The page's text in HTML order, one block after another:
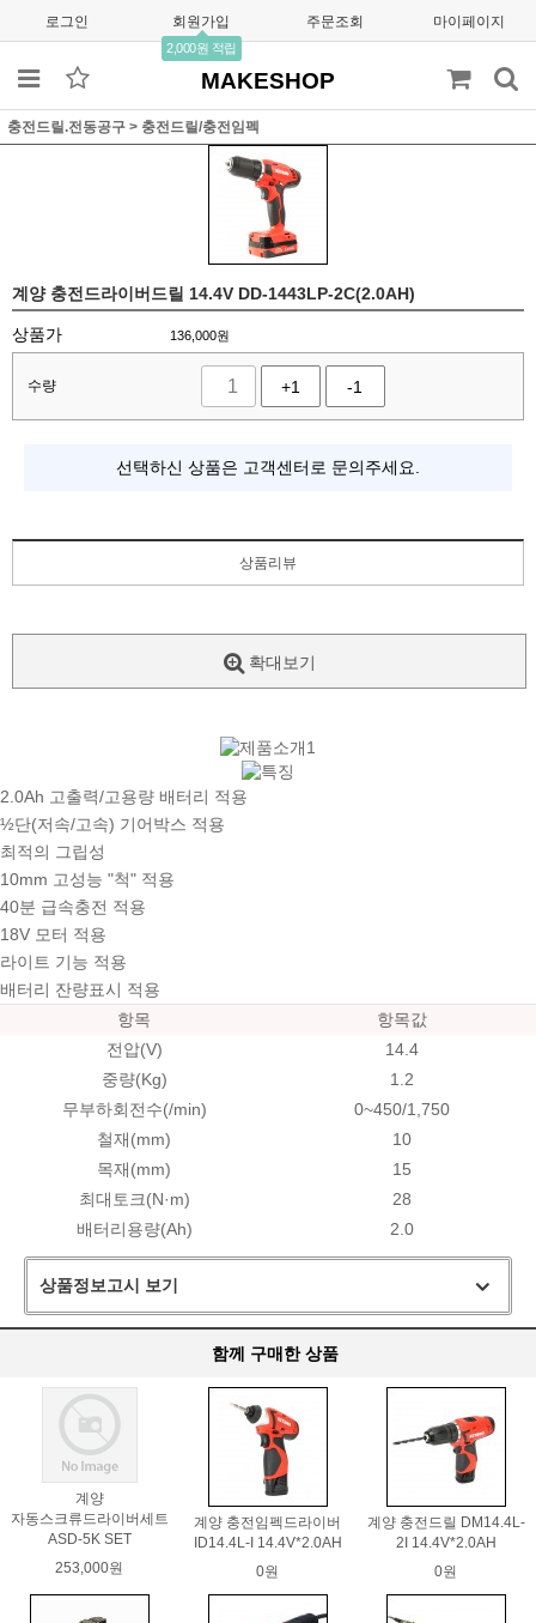
로그인 회원가입
2,000원 적립
주문조회 마이페이지
MAKESHOP
충전드릴.전동공구 > 충전드릴/충전임펙
계양 충전드라이버드릴 14.4V DD-1443LP-2C(2.0AH)
상품가 136,000원
수량 +1 -1
선택하신 상품은 고객센터로 문의주세요.
상품리뷰
확대보기
2.0Ah 고출력/고용량 배터리 적용
½단(저속/고속) 기어박스 적용
최적의 그립성
10mm 고성능 "척" 적용
40분 급속충전 적용
18V 모터 적용
라이트 기능 적용
배터리 잔량표시 적용
항목
항목값
전압(V)
14.4
중량(Kg)
1.2
무부하회전수(/min)
0~450/1,750
철재(mm)
10
목재(mm)
15
최대토크(N·m)
28
배터리용량(Ah)
2.0
상품정보고시 보기
함께 구매한 상품
계양
자동스크류드라이버세트
ASD-5K SET
253,000원
계양 충전임펙드라이버
ID14.4L-I 14.4V*2.0AH
0원
계양 충전드릴 DM14.4L-
2I 14.4V*2.0AH
0원